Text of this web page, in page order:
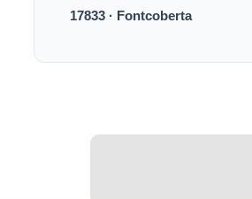
17833 · Fontcoberta